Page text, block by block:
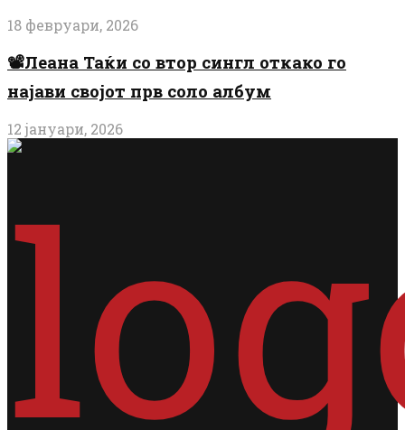
18 февруари, 2026
📽️Леана Таќи со втор сингл откако го
најави својот прв соло албум
12 јануари, 2026